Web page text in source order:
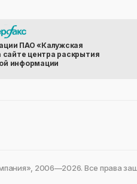
ПАО «Калужская
центра раскрытия
информации
2006—2026. Все права